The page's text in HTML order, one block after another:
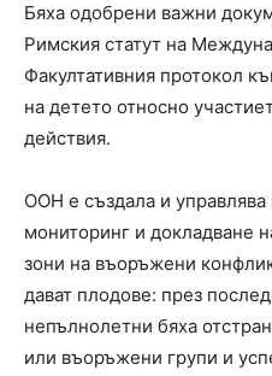
Бяха одобрени важни
Римския статут на
Факултативния протокол
на детето относно
действия.
ООН е създала и
мониторинг и докладване
зони на въоръжени
дават плодове: през
непълнолетни бяха
или въоръжени групи и